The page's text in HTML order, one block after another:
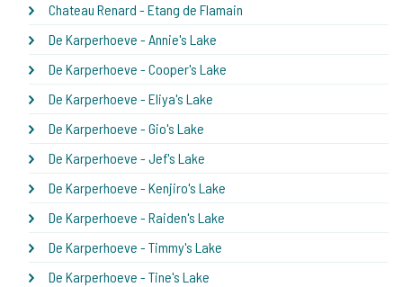
Chateau Renard - Etang de Flamain
De Karperhoeve - Annie's Lake
De Karperhoeve - Cooper's Lake
De Karperhoeve - Eliya's Lake
De Karperhoeve - Gio's Lake
De Karperhoeve - Jef's Lake
De Karperhoeve - Kenjiro's Lake
De Karperhoeve - Raiden's Lake
De Karperhoeve - Timmy's Lake
De Karperhoeve - Tine's Lake